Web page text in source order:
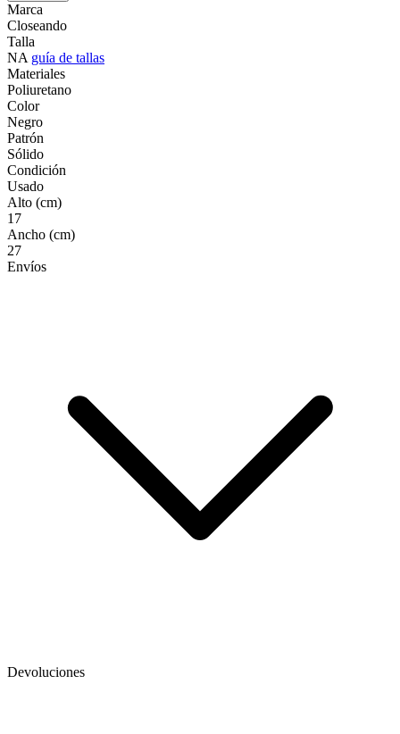
Marca
Closeando
Talla
NA guía de tallas
Materiales
Poliuretano
Color
Negro
Patrón
Sólido
Condición
Usado
Alto (cm)
17
Ancho (cm)
27
Envíos
Devoluciones